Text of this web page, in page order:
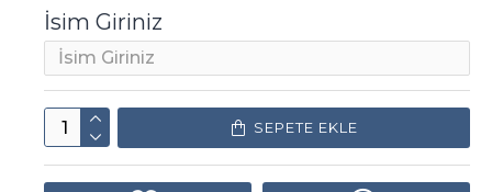
İsim Giriniz
SEPETE EKLE